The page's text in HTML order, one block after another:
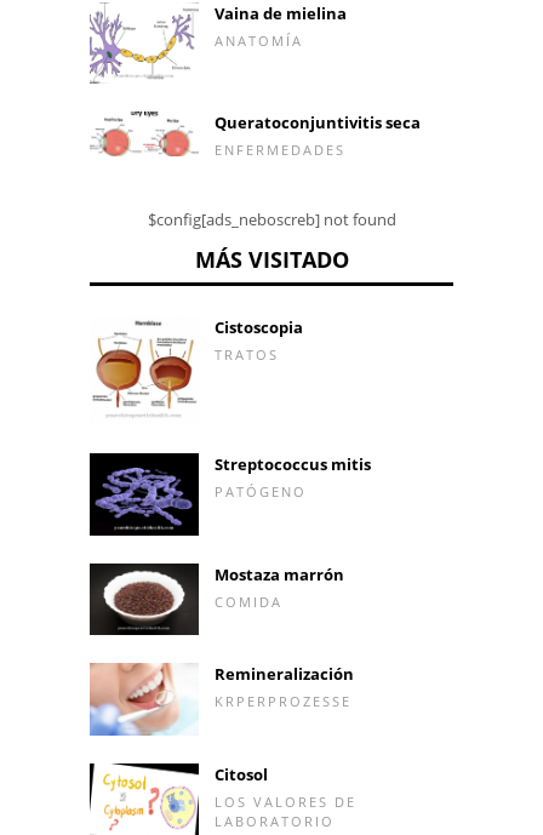
Vaina de mielina
ANATOMÍA
Queratoconjuntivitis seca
ENFERMEDADES
$config[ads_neboscreb] not found
MÁS VISITADO
Cistoscopia
TRATOS
Streptococcus mitis
PATÓGENO
Mostaza marrón
COMIDA
Remineralización
KRPERPROZESSE
Citosol
LOS VALORES DE
LABORATORIO